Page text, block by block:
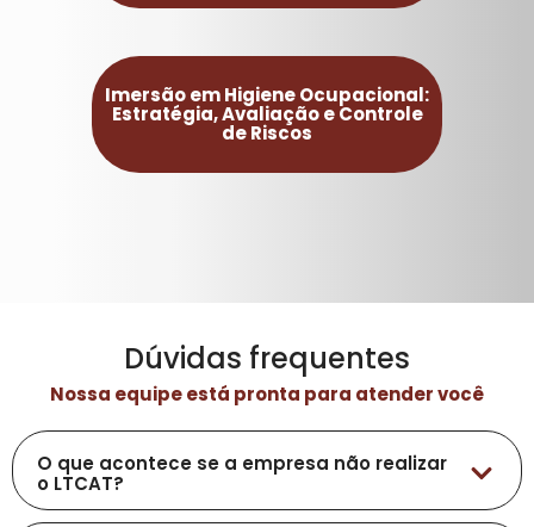
Imersão em Higiene Ocupacional:
Estratégia, Avaliação e Controle
de Riscos
Dúvidas frequentes
Nossa equipe está pronta para atender você
O que acontece se a empresa não realizar
o LTCAT?